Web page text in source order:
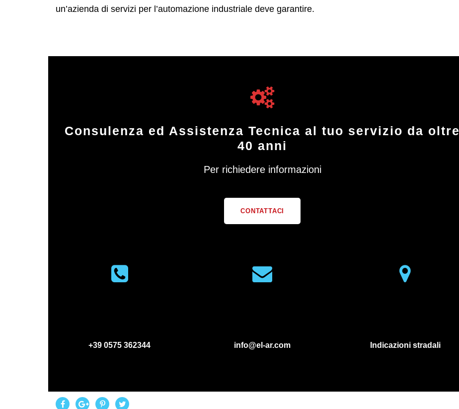
un’azienda di servizi per l’automazione industriale deve garantire.
Consulenza ed Assistenza Tecnica al tuo servizio da oltre
40 anni
Per richiedere informazioni
CONTATTACI
+39 0575 362344 info@el-ar.com Indicazioni stradali